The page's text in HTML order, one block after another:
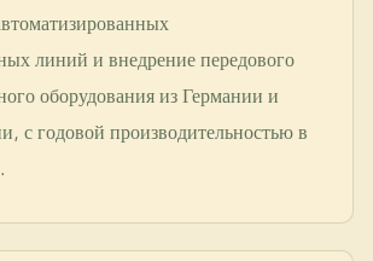
линий и внедрение передового
оборудования из Германии и
с годовой производительностью в